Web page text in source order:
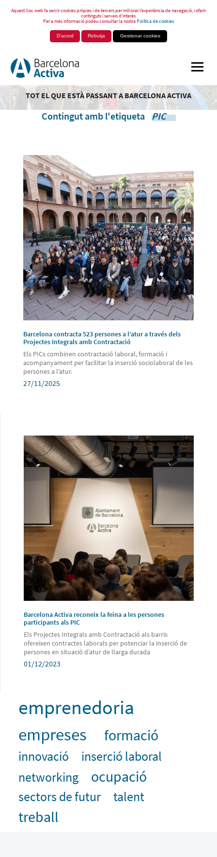
Aquest lloc web fa servir cookies pròpies i de tercers per millorar l’experiència de navegació, i oferir
continguts i serveis d’interès.
Per a més informació podeu consultar la nostraPolítica de cookies
D'acord Rebutja Gestionar cookies
TOT EL QUE ESTÀ PASSANT A BARCELONA ACTIVA
Contingut amb l'etiqueta PIC .
Barcelona contracta 523 persones a l’atur a través dels
Projectes Integrals amb Contractació
Els PICs combinen contractació laboral, formació i
acompanyament per facilitar la inserció sociolaboral de les
persones a l’atur.
27/11/2025
Barcelona Activa reconeix la feina a les persones
participants als PIC
Els Projectes Integrals amb Contractació als barris
ofereixen contractes laborals per potenciar la inserció de
persones en situació d’atur de llarga durada
01/12/2023
emprenedoria
empreses formació
innovació
inserció laboral
networking
ocupació
sectors de futur talent
treball